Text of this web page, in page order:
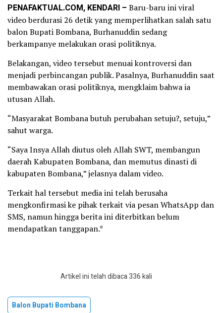
PENAFAKTUAL.COM, KENDARI – Baru-baru ini viral
video berdurasi 26 detik yang memperlihatkan salah satu
balon Bupati Bombana, Burhanuddin sedang
berkampanye melakukan orasi politiknya.
Belakangan, video tersebut menuai kontroversi dan
menjadi perbincangan publik. Pasalnya, Burhanuddin saat
membawakan orasi politiknya, mengklaim bahwa ia
utusan Allah.
“Masyarakat Bombana butuh perubahan setuju?, setuju,”
sahut warga.
“Saya Insya Allah diutus oleh Allah SWT, membangun
daerah Kabupaten Bombana, dan memutus dinasti di
kabupaten Bombana,” jelasnya dalam video.
Terkait hal tersebut media ini telah berusaha
mengkonfirmasi ke pihak terkait via pesan WhatsApp dan
SMS, namun hingga berita ini diterbitkan belum
mendapatkan tanggapan.*
Artikel ini telah dibaca 336 kali
Balon Bupati Bombana